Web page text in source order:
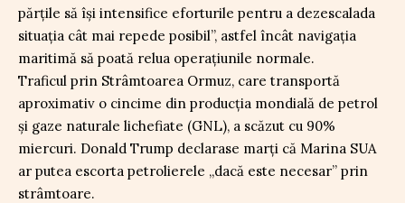
părțile să își intensifice eforturile pentru a dezescalada
situația cât mai repede posibil”, astfel încât navigația
maritimă să poată relua operațiunile normale.
Traficul prin Strâmtoarea Ormuz, care transportă
aproximativ o cincime din producția mondială de petrol
și gaze naturale lichefiate (GNL), a scăzut cu 90%
miercuri. Donald Trump declarase marți că Marina SUA
ar putea escorta petrolierele „dacă este necesar” prin
strâmtoare.